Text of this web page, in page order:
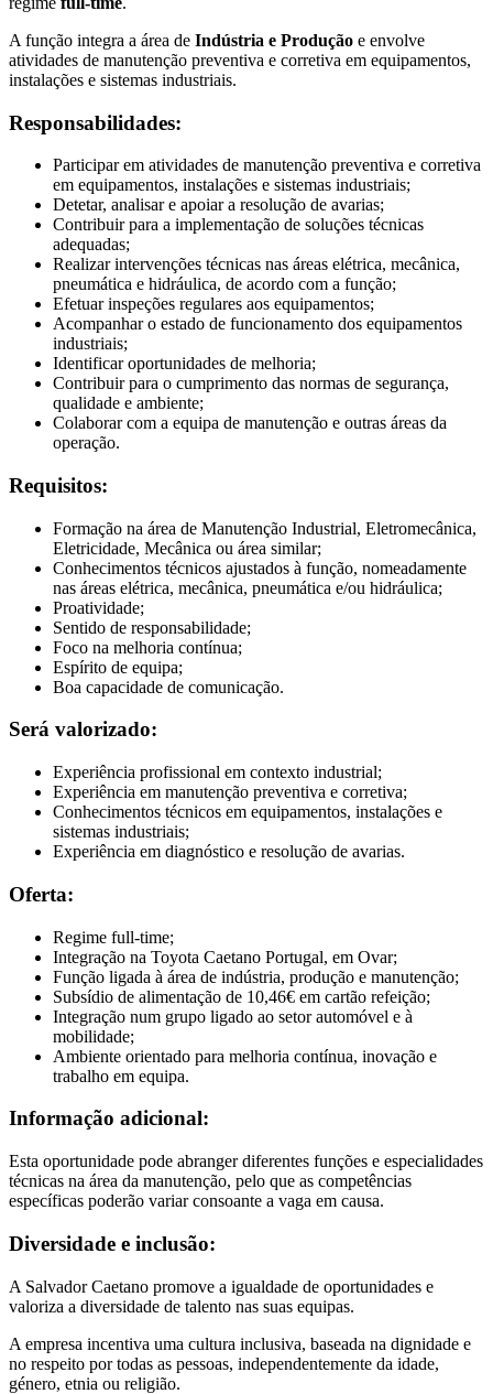
A função integra a área de Indústria e Produção e envolve
atividades de manutenção preventiva e corretiva em equipamentos,
instalações e sistemas industriais.
Responsabilidades:
Participar em atividades de manutenção preventiva e corretiva
em equipamentos, instalações e sistemas industriais;
Detetar, analisar e apoiar a resolução de avarias;
Contribuir para a implementação de soluções técnicas
adequadas;
Realizar intervenções técnicas nas áreas elétrica, mecânica,
pneumática e hidráulica, de acordo com a função;
Efetuar inspeções regulares aos equipamentos;
Acompanhar o estado de funcionamento dos equipamentos
industriais;
Identificar oportunidades de melhoria;
Contribuir para o cumprimento das normas de segurança,
qualidade e ambiente;
Colaborar com a equipa de manutenção e outras áreas da
operação.
Requisitos:
Formação na área de Manutenção Industrial, Eletromecânica,
Eletricidade, Mecânica ou área similar;
Conhecimentos técnicos ajustados à função, nomeadamente
nas áreas elétrica, mecânica, pneumática e/ou hidráulica;
Proatividade;
Sentido de responsabilidade;
Foco na melhoria contínua;
Espírito de equipa;
Boa capacidade de comunicação.
Será valorizado:
Experiência profissional em contexto industrial;
Experiência em manutenção preventiva e corretiva;
Conhecimentos técnicos em equipamentos, instalações e
sistemas industriais;
Experiência em diagnóstico e resolução de avarias.
Oferta:
Regime full-time;
Integração na Toyota Caetano Portugal, em Ovar;
Função ligada à área de indústria, produção e manutenção;
Subsídio de alimentação de 10,46€ em cartão refeição;
Integração num grupo ligado ao setor automóvel e à
mobilidade;
Ambiente orientado para melhoria contínua, inovação e
trabalho em equipa.
Informação adicional:
Esta oportunidade pode abranger diferentes funções e especialidades
técnicas na área da manutenção, pelo que as competências
específicas poderão variar consoante a vaga em causa.
Diversidade e inclusão:
A Salvador Caetano promove a igualdade de oportunidades e
valoriza a diversidade de talento nas suas equipas.
A empresa incentiva uma cultura inclusiva, baseada na dignidade e
no respeito por todas as pessoas, independentemente da idade,
género, etnia ou religião.